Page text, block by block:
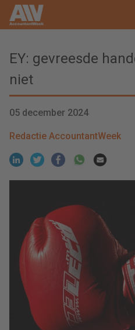
EY: gevreesde
niet
05 december 2024
Redactie AccountantWeek